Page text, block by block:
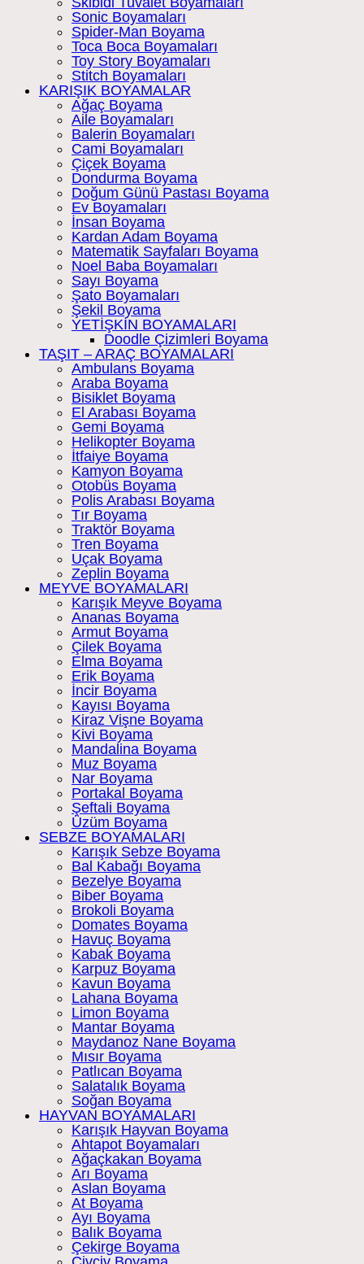
Sonic Boyamaları
Spider-Man Boyama
Toca Boca Boyamaları
Toy Story Boyamaları
Stitch Boyamaları
KARIŞIK BOYAMALAR
Ağaç Boyama
Aile Boyamaları
Balerin Boyamaları
Cami Boyamaları
Çiçek Boyama
Dondurma Boyama
Doğum Günü Pastası Boyama
Ev Boyamaları
İnsan Boyama
Kardan Adam Boyama
Matematik Sayfaları Boyama
Noel Baba Boyamaları
Sayı Boyama
Şato Boyamaları
Şekil Boyama
YETİŞKİN BOYAMALARI
Doodle Çizimleri Boyama
TAŞIT – ARAÇ BOYAMALARI
Ambulans Boyama
Araba Boyama
Bisiklet Boyama
El Arabası Boyama
Gemi Boyama
Helikopter Boyama
İtfaiye Boyama
Kamyon Boyama
Otobüs Boyama
Polis Arabası Boyama
Tır Boyama
Traktör Boyama
Tren Boyama
Uçak Boyama
Zeplin Boyama
MEYVE BOYAMALARI
Karışık Meyve Boyama
Ananas Boyama
Armut Boyama
Çilek Boyama
Elma Boyama
Erik Boyama
İncir Boyama
Kayısı Boyama
Kiraz Vişne Boyama
Kivi Boyama
Mandalina Boyama
Muz Boyama
Nar Boyama
Portakal Boyama
Şeftali Boyama
Üzüm Boyama
SEBZE BOYAMALARI
Karışık Sebze Boyama
Bal Kabağı Boyama
Bezelye Boyama
Biber Boyama
Brokoli Boyama
Domates Boyama
Havuç Boyama
Kabak Boyama
Karpuz Boyama
Kavun Boyama
Lahana Boyama
Limon Boyama
Mantar Boyama
Maydanoz Nane Boyama
Mısır Boyama
Patlıcan Boyama
Salatalık Boyama
Soğan Boyama
HAYVAN BOYAMALARI
Karışık Hayvan Boyama
Ahtapot Boyamaları
Ağaçkakan Boyama
Arı Boyama
Aslan Boyama
At Boyama
Ayı Boyama
Balık Boyama
Çekirge Boyama